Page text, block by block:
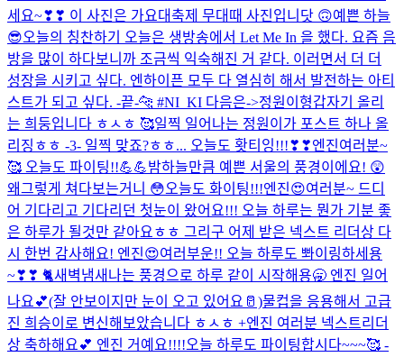
세요~❣❣ 이 사진은 가요대축제 무대때 사진입니닷 ​🙃예쁜 하늘
😎오늘의 칭찬하기 오늘은 생방송에서 Let Me In 을 했다. 요즘 음
방을 많이 하다보니까 조금씩 익숙해진 거 같다. 이러면서 더 더
성장을 시키고 싶다. 엔하이픈 모두 다 열심히 해서 발전하는 아티
스트가 되고 싶다. -끝-🐆 #NI_KI 다음은->정원이형갑자기 올리
는 희둥입니다 ㅎㅅㅎ 🥰일찍 일어나는 정원이가 포스트 하나 올
리징ㅎㅎ -3- 일찍 맞죠?ㅎㅎ... 오늘도 홧티잉!!!❣❣엔진여러분~
🥰 오늘도 파이팅!!💪💪밤하늘만큼 예쁜 서울의 풍경이에요! 😲
왜그렇게 쳐다보는거니 😳오늘도 화이팅!!!엔진😍여러분~ 드디
어 기다리고 기다리던 첫눈이 왔어요!!! 오늘 하루는 뭔가 기분 좋
은 하루가 될것만 같아요ㅎㅎ 그리구 어제 받은 넥스트 리더상 다
시 한번 감사해요! 엔진😍여러부운!! 오늘 하루도 뽜이링하세용
~❣❣ 🐈새벽냄새나는 풍경으로 하루 같이 시작해용🥱 엔진 일어
나요💕(잘 안보이지만 눈이 오고 있어요🥛)물컵을 응용해서 고급
진 희승이로 변신해보았습니다 ㅎㅅㅎ +엔진 여러분 넥스트리더
상 축하해요💕 엔진 거예요!!!!오늘 하루도 파이팅합시다~~~🥰 -